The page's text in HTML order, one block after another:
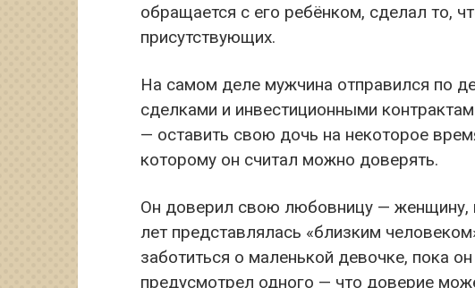
обращается с его ребёнком, сделал то,
присутствующих.
На самом деле мужчина отправился по
сделками и инвестиционными
— оставить свою дочь на некоторое
которому он считал можно доверять.
Он доверил свою любовницу — женщину,
лет представлялась «близким
заботиться о маленькой девочке, пока
предусмотрел одного — что доверие